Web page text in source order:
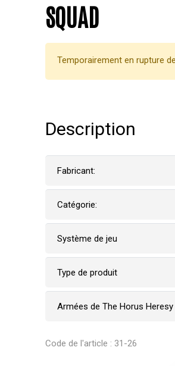
SQUAD
Temporairement en rupture
Description
Fabricant:
Catégorie:
Système de jeu
Type de produit
Armées de The Horus Heresy
Code de l'article : 31-26